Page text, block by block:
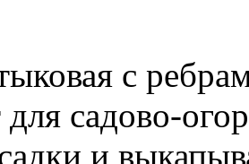
с
садово-
и